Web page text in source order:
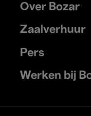
Footer
menu
Over Bozar
Zaalverhuur
Pers
Werken bij